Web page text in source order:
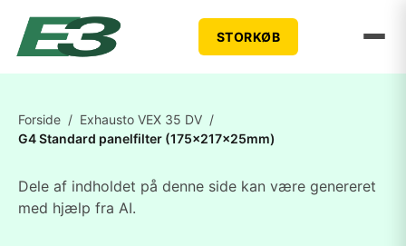
STORKØB
Forside / Exhausto VEX 35 DV /
G4 Standard panelfilter (175x217x25mm)
Dele af indholdet på denne side kan være genereret
med hjælp fra AI.